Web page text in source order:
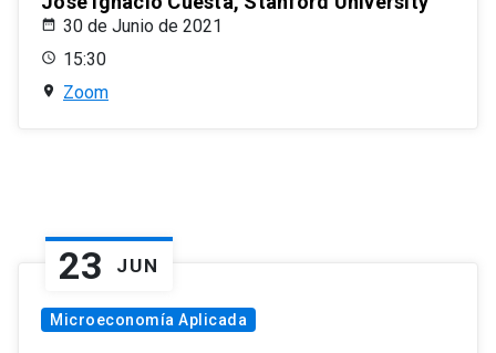
30 de Junio de 2021
15:30
Zoom
23 JUN
Microeconomía Aplicada